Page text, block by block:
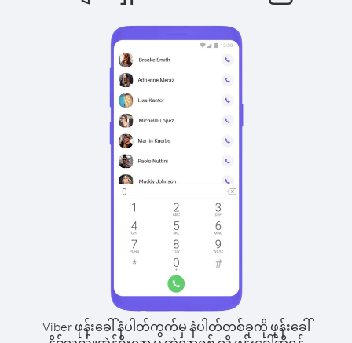
Viber ဖုန်းခေါ်နံပါတ်ကွက်မှ နံပါတ်တစ်ခုကို ဖုန်းခေါ်